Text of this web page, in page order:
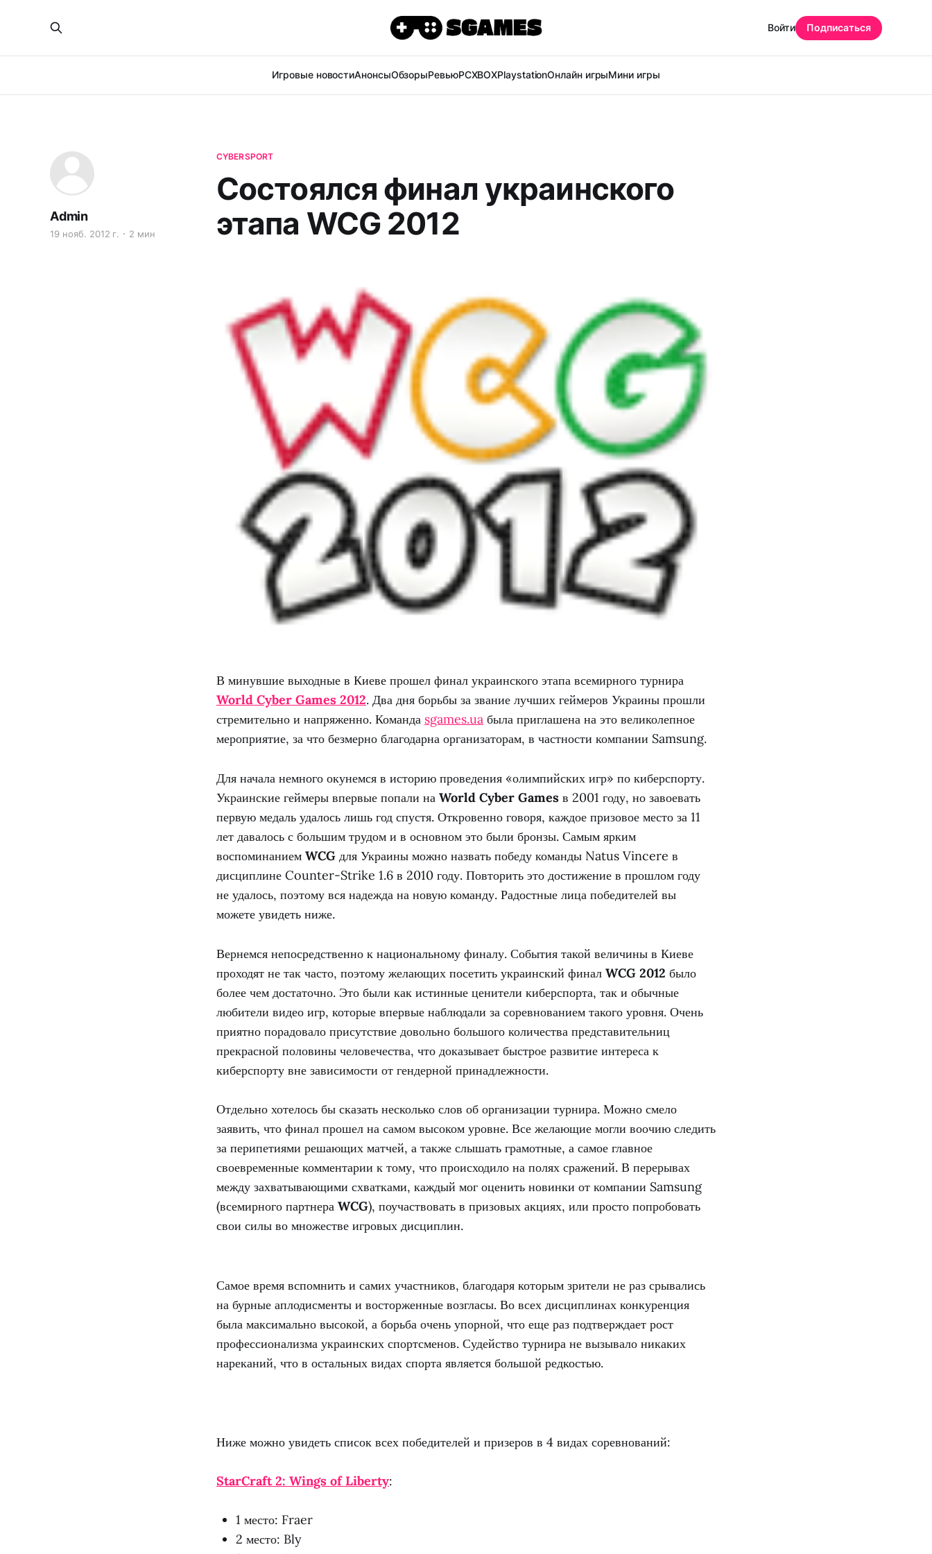
Игровые новостиАнонсыОбзорыРевьюPCXBOXPlaystationОнлайн игрыМини игры
Войти Подписаться
CYBERSPORT
Состоялся финал украинского
этапа WCG 2012
Admin
19 нояб. 2012 г. 2 мин
В минувшие выходные в Киеве прошел финал украинского этапа всемирного турнира
World Cyber Games 2012. Два дня борьбы за звание лучших геймеров Украины прошли
стремительно и напряженно. Команда sgames.ua была приглашена на это великолепное
мероприятие, за что безмерно благодарна организаторам, в частности компании Samsung.
Для начала немного окунемся в историю проведения «олимпийских игр» по киберспорту.
Украинские геймеры впервые попали на World Cyber Games в 2001 году, но завоевать
первую медаль удалось лишь год спустя. Откровенно говоря, каждое призовое место за 11
лет давалось с большим трудом и в основном это были бронзы. Самым ярким
воспоминанием WCG для Украины можно назвать победу команды Natus Vincere в
дисциплине Counter-Strike 1.6 в 2010 году. Повторить это достижение в прошлом году
не удалось, поэтому вся надежда на новую команду. Радостные лица победителей вы
можете увидеть ниже.
Вернемся непосредственно к национальному финалу. События такой величины в Киеве
проходят не так часто, поэтому желающих посетить украинский финал WCG 2012 было
более чем достаточно. Это были как истинные ценители киберспорта, так и обычные
любители видео игр, которые впервые наблюдали за соревнованием такого уровня. Очень
приятно порадовало присутствие довольно большого количества представительниц
прекрасной половины человечества, что доказывает быстрое развитие интереса к
киберспорту вне зависимости от гендерной принадлежности.
Отдельно хотелось бы сказать несколько слов об организации турнира. Можно смело
заявить, что финал прошел на самом высоком уровне. Все желающие могли воочию следить
за перипетиями решающих матчей, а также слышать грамотные, а самое главное
своевременные комментарии к тому, что происходило на полях сражений. В перерывах
между захватывающими схватками, каждый мог оценить новинки от компании Samsung
(всемирного партнера WCG), поучаствовать в призовых акциях, или просто попробовать
свои силы во множестве игровых дисциплин.
Самое время вспомнить и самих участников, благодаря которым зрители не раз срывались
на бурные аплодисменты и восторженные возгласы. Во всех дисциплинах конкуренция
была максимально высокой, а борьба очень упорной, что еще раз подтверждает рост
профессионализма украинских спортсменов. Судейство турнира не вызывало никаких
нареканий, что в остальных видах спорта является большой редкостью.
Ниже можно увидеть список всех победителей и призеров в 4 видах соревнований:
StarCraft 2: Wings of Liberty:
1 место: Fraer
2 место: Bly